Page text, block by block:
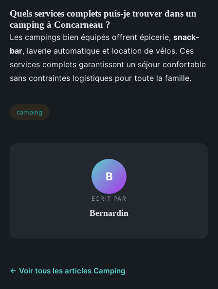
Quels services complets puis-je trouver dans un
camping à Concarneau ?
Les campings bien équipés offrent épicerie, snack-
bar, laverie automatique et location de vélos. Ces
services complets garantissent un séjour confortable
sans contraintes logistiques pour toute la famille.
camping
B
ECRIT PAR
Bernardin
← Voir tous les articles Camping